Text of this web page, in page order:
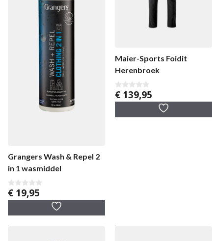
Grangers Wash & Repel 2
in 1 wasmiddel
0
v
5
€ 19,95
Maier-Sports Foidit
Herenbroek
0
v
€ 139,95